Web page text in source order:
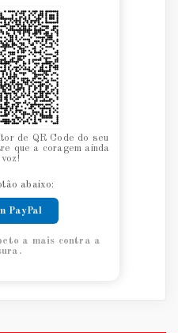
de QR Code do seu
que a coragem ainda
abaixo:
PayPal
a mais contra a